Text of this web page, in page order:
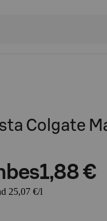
Colgate
1,88 €
25,07 €/l